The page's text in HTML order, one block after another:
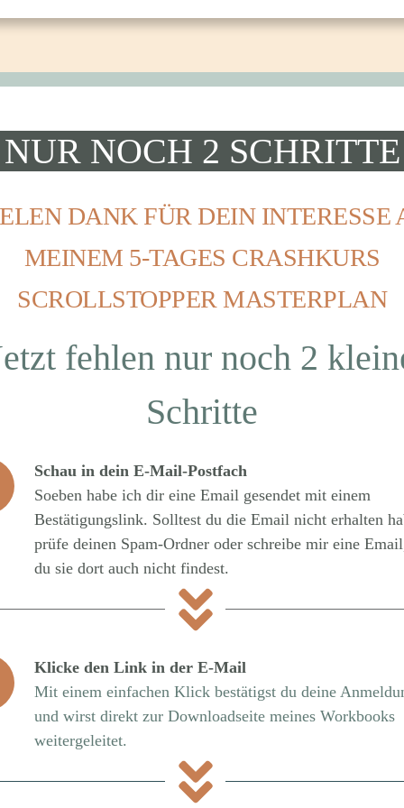
NOCH 2 SCHRITTE
DANK FÜR DEIN INTERESSE
MEINEM 5-TAGES CRASHKURS
SCROLLSTOPPER MASTERPLAN
fehlen nur noch 2
Schritte
Schau in dein E-Mail-Postfach
Soeben habe ich dir eine Email gesendet mit einem
Bestätigungslink. Solltest du die Email nicht erhalten
prüfe deinen Spam-Ordner oder schreibe mir eine
du sie dort auch nicht findest.
Klicke den Link in der E-Mail
Mit einem einfachen Klick bestätigst du deine
und wirst direkt zur Downloadseite meines Workbooks
weitergeleitet.